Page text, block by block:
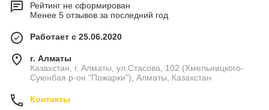
Рейтинг не сформирован
Менее 5 отзывов за последний год
Работает с 25.06.2020
г. Алматы
Казахстан, г. Алматы, ул.Стасова, 102 (Хмельницкого-
Суюнбая р-он "Пожарки"), Алматы, Казахстан
Контакты